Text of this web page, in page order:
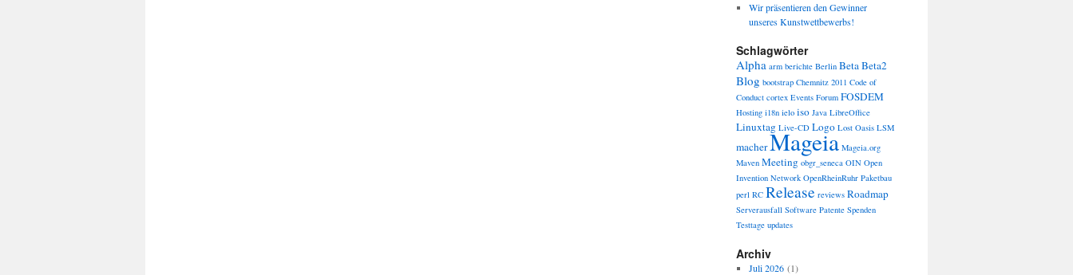
Wir präsentieren den Gewinner
unseres Kunstwettbewerbs!
Schlagwörter
Alpha arm berichte Berlin BetaBeta2
Blog bootstrap Chemnitz 2011 Code of
Conduct cortex Events Forum FOSDEM
Hosting i18n ielo iso Java LibreOffice
Linuxtag Live-CD Logo Lost Oasis LSM
macherMageia Mageia.org
Maven Meeting obgr_seneca OIN Open
Invention Network OpenRheinRuhr Paketbau
perl RC Release reviews Roadmap
Serverausfall Software Patente Spenden
Testtage updates
Archiv
Juli 2026(1)